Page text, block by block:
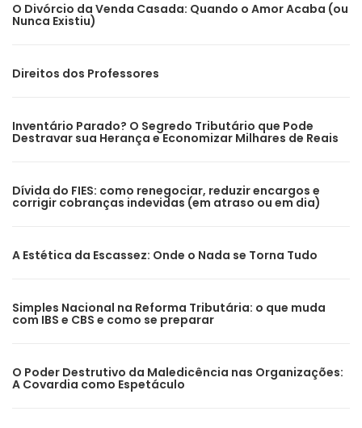
O Divórcio da Venda Casada: Quando o Amor Acaba (ou
Nunca Existiu)
Direitos dos Professores
Inventário Parado? O Segredo Tributário que Pode
Destravar sua Herança e Economizar Milhares de Reais
Dívida do FIES: como renegociar, reduzir encargos e
corrigir cobranças indevidas (em atraso ou em dia)
A Estética da Escassez: Onde o Nada se Torna Tudo
Simples Nacional na Reforma Tributária: o que muda
com IBS e CBS e como se preparar
O Poder Destrutivo da Maledicência nas Organizações:
A Covardia como Espetáculo